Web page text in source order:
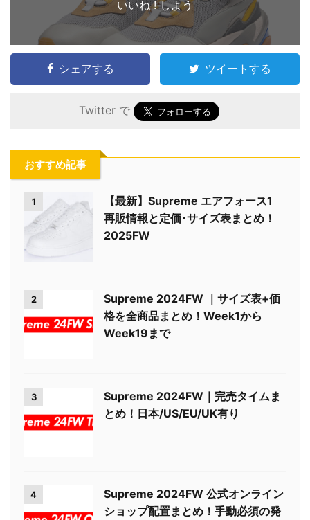
いいね ! しよう
シェアする ツイートする
Twitter で
おすすめ記事
1
【最新】Supreme エアフォース1
再販情報と定価･サイズ表まとめ！
2025FW
2
Supreme 2024FW ｜サイズ表+価
格を全商品まとめ！Week1から
Week19まで
3
Supreme 2024FW｜完売タイムま
とめ！日本/US/EU/UK有り
4
Supreme 2024FW 公式オンライン
ショップ配置まとめ！手動必須の発